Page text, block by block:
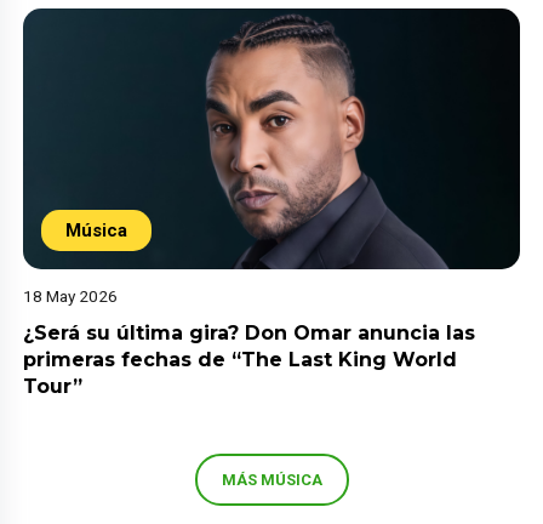
Música
18 May 2026
¿Será su última gira? Don Omar anuncia las
primeras fechas de “The Last King World
Tour”
MÁS MÚSICA